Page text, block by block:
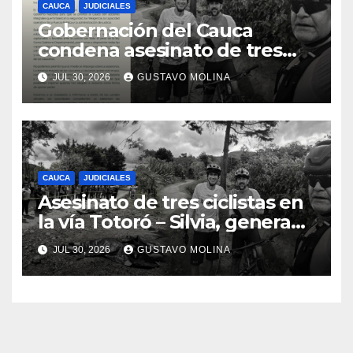
CAUCA JUDICIALES
Gobernación del Cauca
condena asesinato de tres
ciudadanos y exige medidas
urgentes al Gobierno
Nacional
JUL 30, 2026 GUSTAVO MOLINA
CAUCA JUDICIALES
Asesinato de tres ciclistas en
la vía Totoró – Silvia, genera
consternación en el Cauca
JUL 30, 2026 GUSTAVO MOLINA